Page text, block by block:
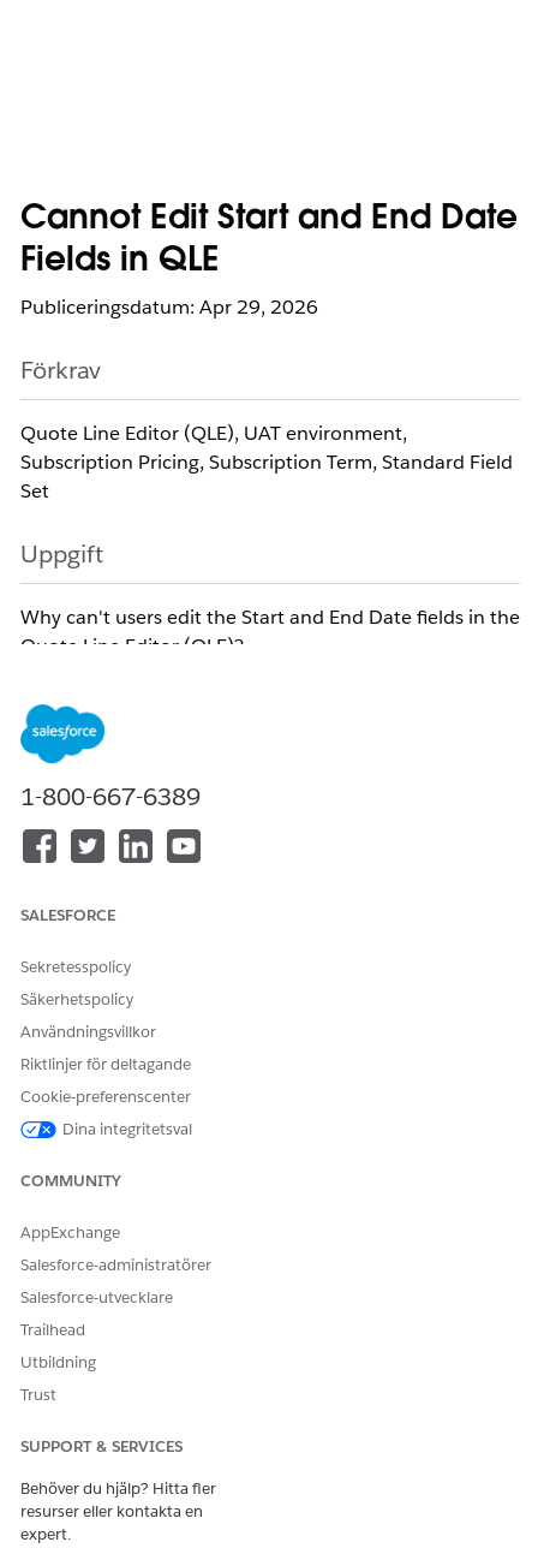
Cannot Edit Start and End Date
Fields in QLE
Publiceringsdatum: Apr 29, 2026
Förkrav
Quote Line Editor (QLE), UAT environment,
Subscription Pricing, Subscription Term, Standard Field
Set
Uppgift
Why can't users edit the Start and End Date fields in the
Quote Line Editor (QLE)?
Steg
Pricing to Fixed Price and defining the Subscription
Term. 2. Re-add the product in the Quote Line Editor
(QLE) after updating the product settings.
Knowledge-artikelnummer
005321478
Berätta för oss vad vi kan förbättra!
1-800-667-6389
SALESFORCE
Sekretesspolicy
Säkerhetspolicy
Användningsvillkor
Riktlinjer för deltagande
Cookie-preferenscenter
Dina integritetsval
COMMUNITY
AppExchange
Salesforce-administratörer
Salesforce-utvecklare
Trailhead
Utbildning
Trust
SUPPORT & SERVICES
Behöver du hjälp? Hitta fler
resurser eller kontakta en
expert.